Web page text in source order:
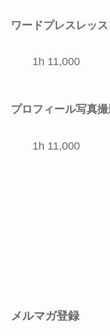
ワードプレスレッス
1h 11,000
プロフィール写真
1h 11,000
メルマガ登録